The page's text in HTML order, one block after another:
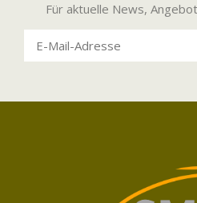
Für aktuelle News,